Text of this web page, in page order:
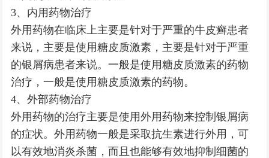
3、内用药物治疗
外用药物在临床上主要是针对于严重的牛皮癣患者
来说，主要是使用糖皮质激素，主要是针对于严重
的银屑病患者来说。一般是使用糖皮质激素的药物
治疗，一般是使用糖皮质激素的药物。
4、外部药物治疗
外用药物的治疗主要是使用外用药物来控制银屑病
的症状。外用药物一般是采取抗生素进行外用，可
以有效地消炎杀菌，而且也能够有效地抑制细菌的